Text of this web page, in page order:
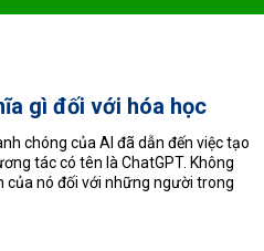
gì đối với hóa học
chóng của AI đã dẫn đến việc tạo
tác có tên là ChatGPT. Không
của nó đối với những người trong